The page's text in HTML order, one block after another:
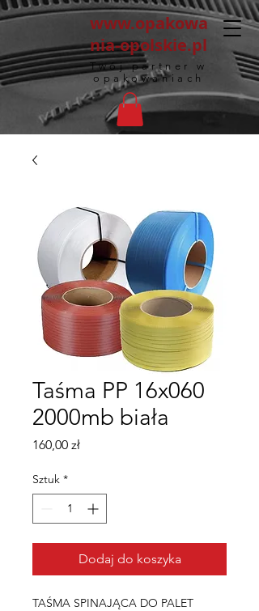
www.opakowa
nia-opolskie.pl
Twój partner w
opakowaniach
Taśma PP 16x060
2000mb biała
160,00 złCena
Sztuk *
Dodaj do koszyka
TAŚMA SPINAJĄCA DO PALET